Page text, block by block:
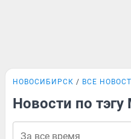
НОВОСИБИРСК ВСЕ
Новости по